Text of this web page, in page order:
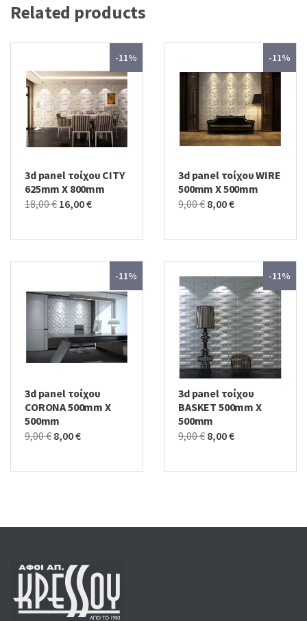
Related products
-11%
3d panel τοίχου CITY
625mm X 800mm
18,00€ Original
was:
16,00€Current
is:
-11%
3d panel τοίχου WIRE
500mm X 500mm
9,00€ Original
was:
8,00€Current
is:
-11%
3d panel τοίχου
CORONA 500mm X
500mm
9,00€ Original
was:
8,00€Current
is:
-11%
3d panel τοίχου
BASKET 500mm X
500mm
9,00€ Original
was:
8,00€Current
is: